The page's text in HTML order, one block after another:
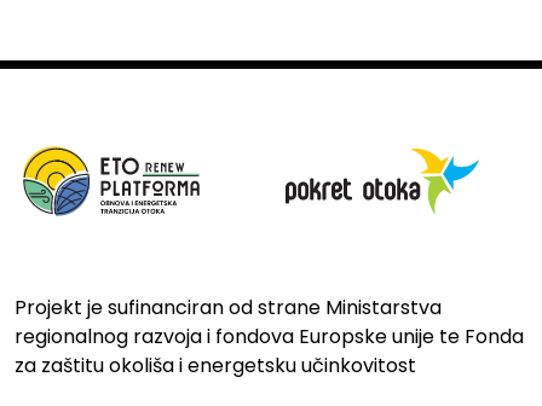
Projekt je sufinanciran od strane Ministarstva
regionalnog razvoja i fondova Europske unije te Fonda
za zaštitu okoliša i energetsku učinkovitost